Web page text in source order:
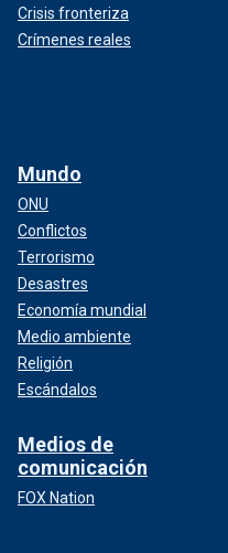
Crisis fronteriza
Crímenes reales
Mundo
ONU
Conflictos
Terrorismo
Desastres
Economía mundial
Medio ambiente
Religión
Escándalos
Medios de
comunicación
FOX Nation